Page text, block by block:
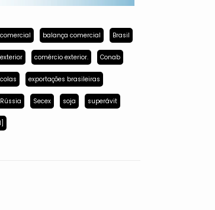
balança comercial Brasil
comércio exterior. Conab
exportações brasileiras
Rússia Secex soja superávit